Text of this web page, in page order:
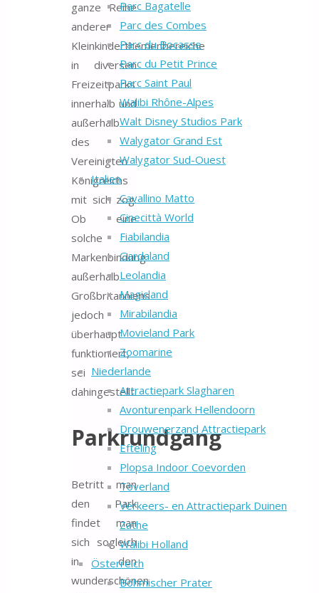
Parc Bagatelle
Parc des Combes
Parc du Bocasse
Parc du Petit Prince
Parc Saint Paul
Walibi Rhône-Alpes
Walt Disney Studios Park
Walygator Grand Est
Walygator Sud-Ouest
Italien
Cavallino Matto
Cinecittà World
Fiabilandia
Gardaland
Leolandia
Magicland
Mirabilandia
Movieland Park
Zoomarine
Niederlande
Attractiepark Slagharen
Avonturenpark Hellendoorn
Drouwenerzand Attractiepark
Efteling
Plopsa Indoor Coevorden
Toverland
Verkeers- en Attractiepark Duinen
Zathe
Walibi Holland
Österreich
Böhmischer Prater
ganze Reihe
anderer
Kleinkinderthemenbereiche
in diversen
Freizeitparks
innerhalb und
außerhalb
des
Vereinigten
Königreichs
mit sich zog.
Ob eine
solche
Markenbindung
außerhalb
Großbritanniens
jedoch
überhaupt
funktioniert,
sei
dahingestellt.
Parkrundgang
Betritt man
den Park
findet man
sich sogleich
in den
wunderschönen